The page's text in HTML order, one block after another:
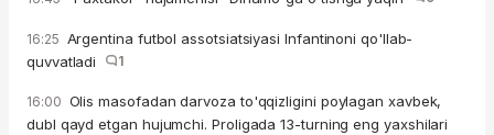
16:25 Argentina futbol assotsiatsiyasi Infantinoni qo'llab-
quvvatladi
1
16:00 Olis masofadan darvoza to'qqizligini poylagan xavbek,
dubl qayd etgan hujumchi. Proligada 13-turning eng yaxshilari